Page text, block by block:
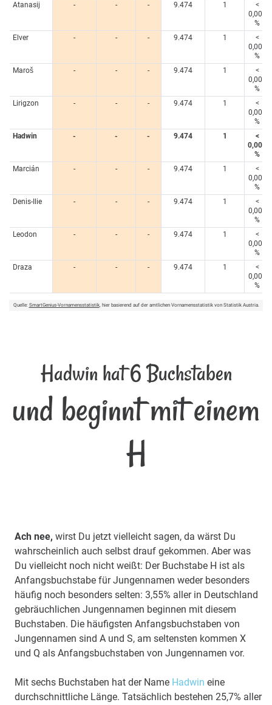
Atanasij
- - - 9.474 1
<
0,005
%
Elver
- - - 9.474 1
<
0,005
%
Maroš
- - - 9.474 1
<
0,005
%
Lirigzon
- - - 9.474 1
<
0,005
%
Hadwin
- - - 9.474 1
<
0,005
%
Marcián
- - - 9.474 1
<
0,005
%
Denis-Ilie
- - - 9.474 1
<
0,005
%
Leodon
- - - 9.474 1
<
0,005
%
Draza
- - - 9.474 1
<
0,005
%
Quelle: SmartGenius-Vornamensstatistik, hier basierend auf der amtlichen Vornamensstatistik von Statistik Austria.
Hadwin hat 6 Buchstaben
und beginnt mit einem
H
Ach nee, wirst Du jetzt vielleicht sagen, da wärst Du
wahrscheinlich auch selbst drauf gekommen. Aber was
Du vielleicht noch nicht weißt: Der Buchstabe H ist als
Anfangsbuchstabe für Jungennamen weder besonders
häufig noch besonders selten: 3,55% aller in Deutschland
gebräuchlichen Jungennamen beginnen mit diesem
Buchstaben. Die häufigsten Anfangsbuchstaben von
Jungennamen sind A und S, am seltensten kommen X
und Q als Anfangsbuchstaben von Jungennamen vor.
Mit sechs Buchstaben hat der Name Hadwin eine
durchschnittliche Länge. Tatsächlich bestehen 25,7% aller